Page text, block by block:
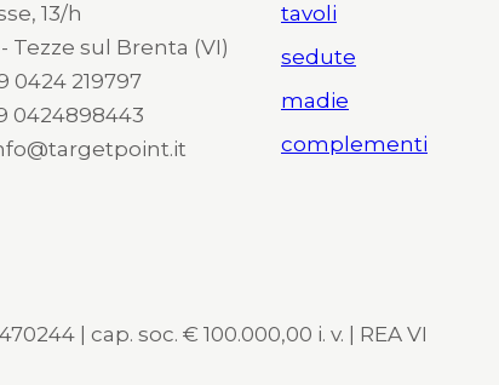
13/h
Tezze sul Brenta (VI)
0424 219797
0424898443
tavoli
sedute
madie
complementi
| cap. soc. € 100.000,00 i. v. | REA VI